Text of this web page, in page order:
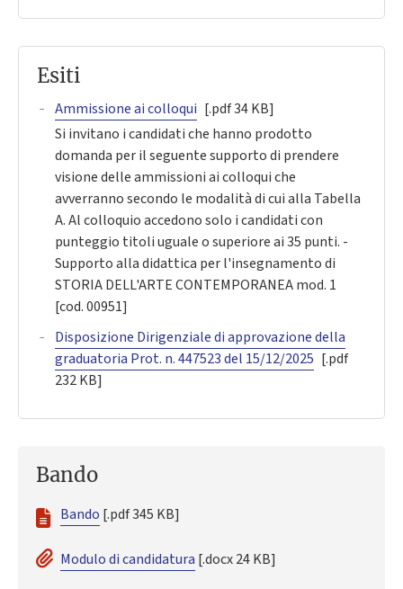
Esiti
Ammissione ai colloqui [.pdf 34 KB]
Si invitano i candidati che hanno prodotto
domanda per il seguente supporto di prendere
visione delle ammissioni ai colloqui che
avverranno secondo le modalità di cui alla Tabella
A. Al colloquio accedono solo i candidati con
punteggio titoli uguale o superiore ai 35 punti. -
Supporto alla didattica per l'insegnamento di
STORIA DELL'ARTE CONTEMPORANEA mod. 1
[cod. 00951]
Disposizione Dirigenziale di approvazione della
graduatoria Prot. n. 447523 del 15/12/2025 [.pdf
232 KB]
Bando
Bando [.pdf 345 KB]
Modulo di candidatura [.docx 24 KB]